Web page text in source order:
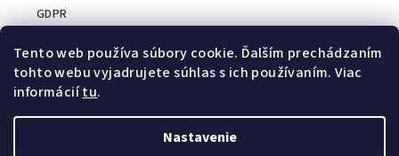
Tento web používa súbory cookie. Ďalším prechádzaním
tohto webu vyjadrujete súhlas s ich používaním. Viac
informáciítu.
Nastavenie
GDPR
INFORMÁCIE O E-SHOPE